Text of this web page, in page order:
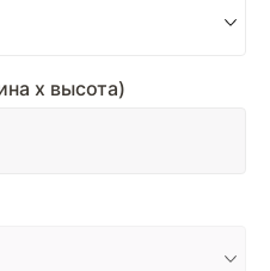
х высота)